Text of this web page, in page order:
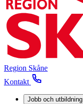
Region Skåne
Kontakt
Jobb och utbildning